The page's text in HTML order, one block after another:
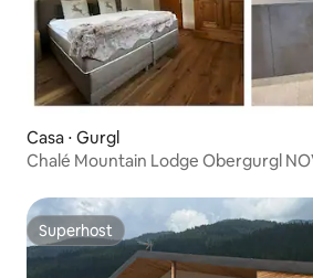
Casa ⋅ Gurgl
Chalé Mountain Lodge Obergurgl
Superhost
Superhost